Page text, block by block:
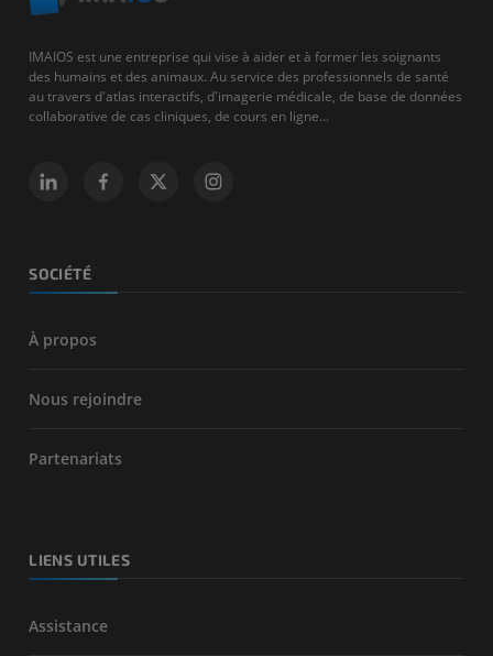
IMAIOS est une entreprise qui vise à aider et à former les soignants
des humains et des animaux. Au service des professionnels de santé
au travers d'atlas interactifs, d'imagerie médicale, de base de données
collaborative de cas cliniques, de cours en ligne...
SOCIÉTÉ
À propos
Nous rejoindre
Partenariats
LIENS UTILES
Assistance